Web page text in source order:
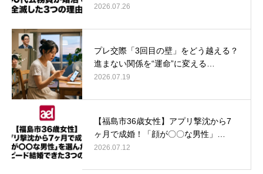
2026.07.26
プレ交際「3回目の壁」をどう越える？
進まない関係を“運命”に変える…
2026.07.19
【福島市36歳女性】アプリ撃沈から7
ヶ月で成婚！「顔が〇〇な男性」…
2026.07.12